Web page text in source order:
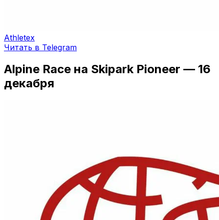
Athletex
Читать в Telegram
Alpine Race на Skipark Pioneer — 16
декабря